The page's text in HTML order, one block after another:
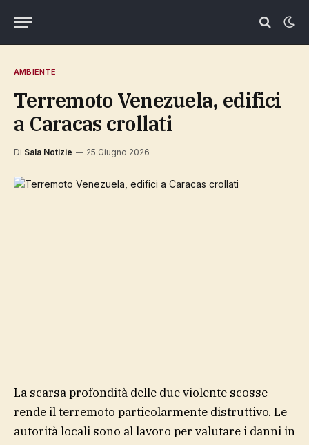
AMBIENTE
Terremoto Venezuela, edifici
a Caracas crollati
Di Sala Notizie 25 Giugno 2026
La scarsa profondità delle due violente scosse
rende il terremoto particolarmente distruttivo. Le
autorità locali sono al lavoro per valutare i danni in